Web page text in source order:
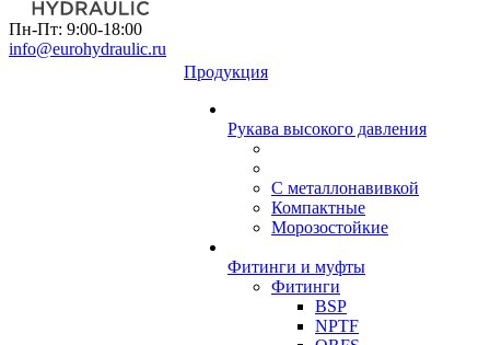
Пн-Пт: 9:00-18:00
info@eurohydraulic.ru
Продукция
Рукава высокого давления
С металлонавивкой
Компактные
Морозостойкие
Фитинги и муфты
Фитинги
BSP
NPTF